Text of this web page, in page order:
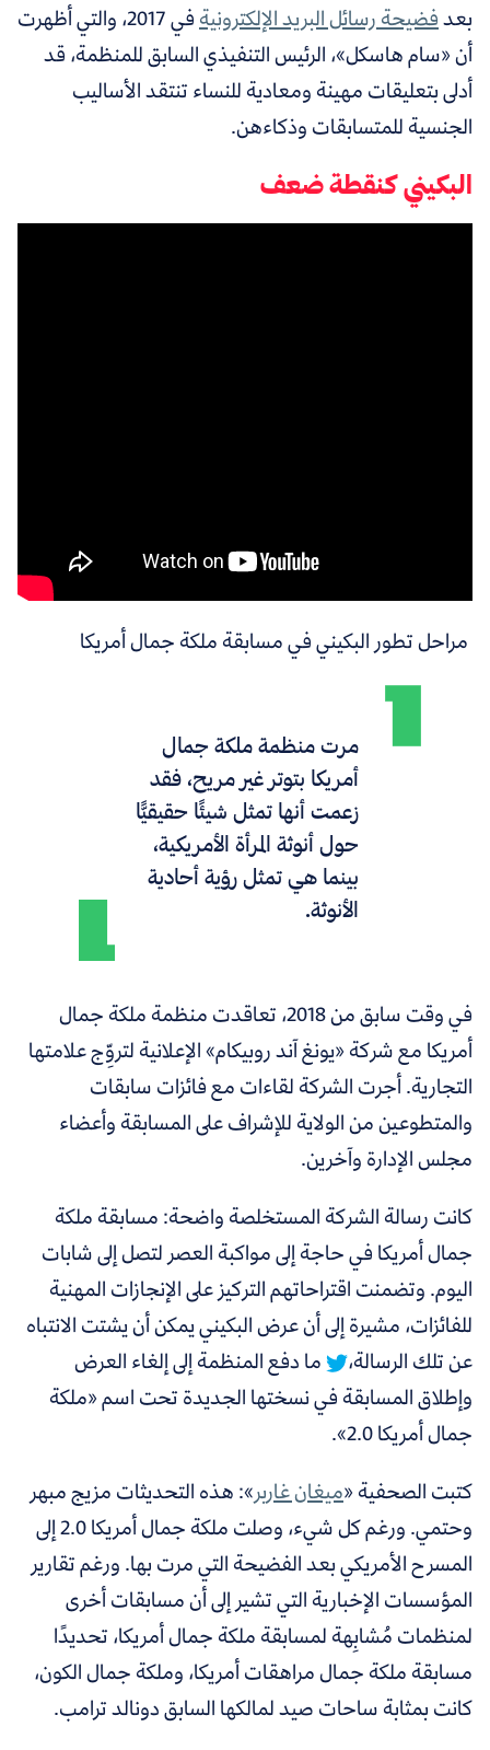
بعدفضيحة رسائل البريد الإلكترونية
في 2017، والتي أظهرت
أن «سام هاسكل»، الرئيس التنفيذي السابق للمنظمة، قد
أدلى بتعليقات مهينة ومعادية للنساء تنتقد الأساليب
الجنسية للمتسابقات وذكاءهن.
البكيني كنقطة ضعف
مراحل تطور البكيني في مسابقة ملكة جمال أمريكا
مرت منظمة ملكة جمال
أمريكا بتوتر غير مريح، فقد
زعمت أنها تمثل شيئًا حقيقيًّا
حول أنوثة المرأة الأمريكية،
بينما هي تمثل رؤية أحادية
الأنوثة.
في وقت سابق من 2018، تعاقدت منظمة ملكة جمال
أمريكا مع شركة «يونغ آند روبيكام» الإعلانية لتروِّج علامتها
التجارية. أجرت الشركة لقاءات مع فائزات سابقات
والمتطوعين من الولاية للإشراف على المسابقة وأعضاء
مجلس الإدارة وآخرين.
كانت رسالة الشركة المستخلصة واضحة: مسابقة ملكة
جمال أمريكا في حاجة إلى مواكبة العصر لتصل إلى شابات
اليوم.وتضمنت اقتراحاتهم التركيز على الإنجازات المهنية
للفائزات، مشيرة إلى أن عرض البكيني يمكن أن يشتت الانتباه
عن تلك الرسالة،
ما دفع المنظمة إلى إلغاء العرض
وإطلاق المسابقة في نسختها الجديدة تحت اسم «ملكة
جمال أمريكا 2.0».
كتبت الصحفية «ميغان غاربر»: هذه التحديثات مزيج مبهر
وحتمي. ورغم كل شيء، وصلت ملكة جمال أمريكا 2.0 إلى
المسرح الأمريكي بعد الفضيحة التي مرت بها. ورغم تقارير
المؤسسات الإخبارية التي تشير إلى أن مسابقات أخرى
لمنظمات مُشابِهة لمسابقة ملكة جمال أمريكا، تحديدًا
مسابقة ملكة جمال مراهقات أمريكا، وملكة جمال الكون،
كانت بمثابة ساحات صيد لمالكها السابق دونالد ترامب.